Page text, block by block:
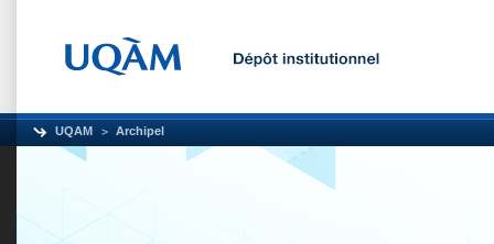
UQAM Archipel